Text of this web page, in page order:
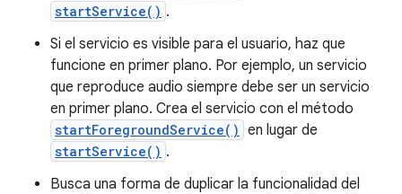
startService() .
Si el servicio es visible para el usuario, haz que
funcione en primer plano. Por ejemplo, un servicio
que reproduce audio siempre debe ser un servicio
en primer plano. Crea el servicio con el método
startForegroundService() en lugar de
startService() .
Busca una forma de duplicar la funcionalidad del